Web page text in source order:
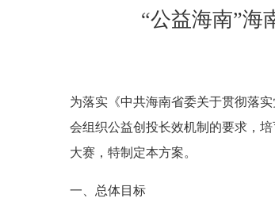
“公益海南”海
为落实《中共海南省委关于贯彻落
会组织公益创投长效机制的要求，
大赛，特制定本方案。
一、总体目标